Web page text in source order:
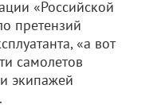
«Российской
претензий
«а вот
самолетов
экипажей